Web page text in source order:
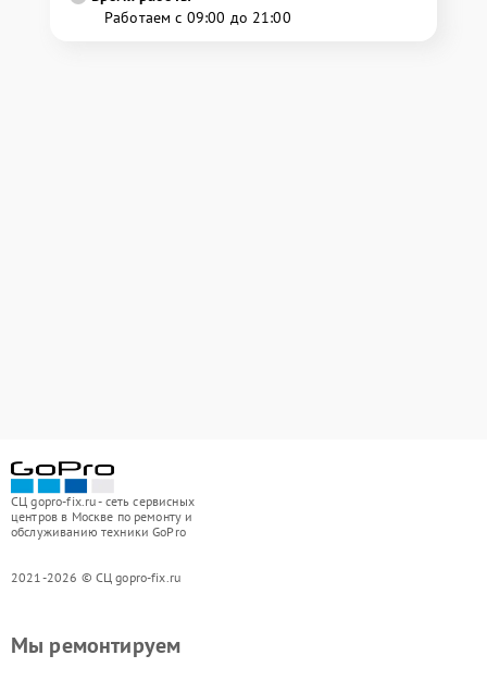
Работаем с 09:00 до 21:00
СЦ gopro-fix.ru - сеть сервисных
центров в Москве по ремонту и
обслуживанию техники GoPro
2021-2026 © СЦ gopro-fix.ru
Мы ремонтируем